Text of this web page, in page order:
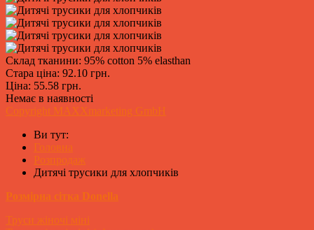
Склад тканини: 95% cotton 5% elasthan
Стара ціна: 92.10 грн.
Ціна: 55.58 грн.
Немає в наявності
Copyright MAXXmarketing GmbH
Ви тут:
Головна
Розпродаж
Дитячі трусики для хлопчиків
Розмірна сітка Donella
Труси жіночі міні